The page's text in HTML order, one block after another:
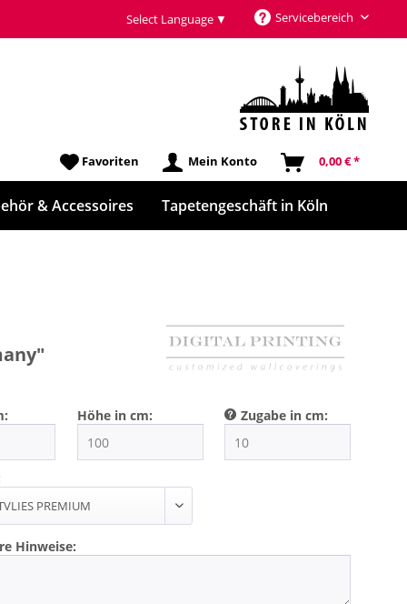
Servicebereich
Select Language ▼
Favoriten Mein Konto 0,00 € *
& Accessoires Tapetengeschäft in Köln
Höhe in cm: Zugabe in cm:
Hinweise: